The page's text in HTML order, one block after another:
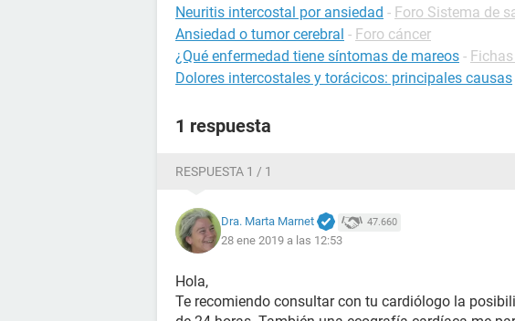
Neuritis intercostal por ansiedad - Foro Sistema de
Ansiedad o tumor cerebral - Foro cáncer
¿Qué enfermedad tiene síntomas de mareos -
Dolores intercostales y torácicos: principales causas
1 respuesta
RESPUESTA 1 / 1
Dra. Marta Marnet 47.660
28 ene 2019 a las 12:53
Hola,
Te recomiendo consultar con tu cardiólogo la